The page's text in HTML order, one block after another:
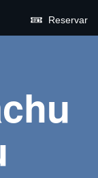
Reservar